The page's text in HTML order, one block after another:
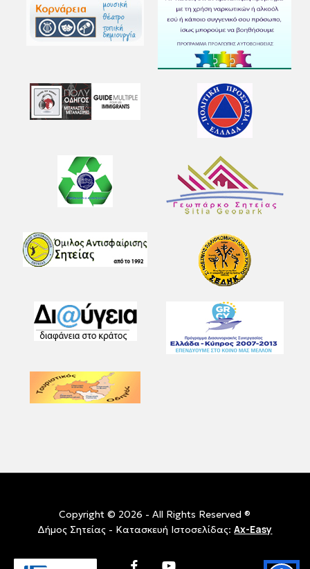
Copyright © 2026 - All Rights Reserved ®
Δήμος Σητείας - Κατασκευή Ιστοσελίδας:Ax-Easy
facebookyoutube